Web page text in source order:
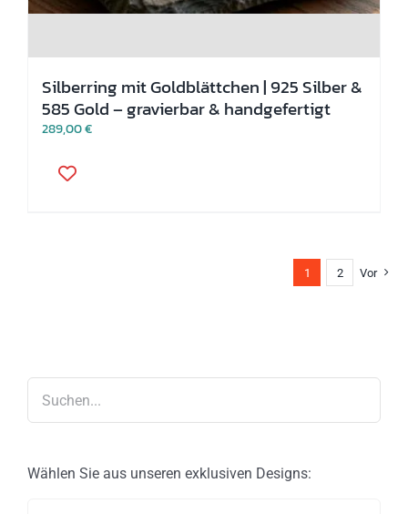
Silberring mit Goldblättchen | 925 Silber &
585 Gold – gravierbar & handgefertigt
289,00€
Produkt
1 2 Vor
Wählen Sie aus unseren exklusiven Designs: